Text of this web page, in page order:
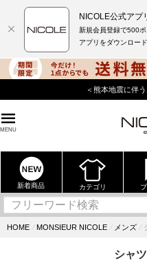
＜熊本地震に伴
MENU
新着商品 カテゴリ
HOME ⁄ MONSIEUR NICOLE ⁄ メンズ ⁄
シャ
NICOLE公式アプ
新規会員登録で500ポ
アプリをダウンロー